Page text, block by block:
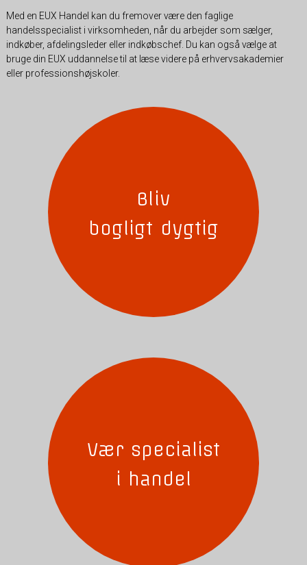
Med en EUX Handel kan du fremover være den faglige
handelsspecialist i virksomheden, når du arbejder som sælger,
indkøber, afdelingsleder eller indkøbschef. Du kan også vælge at
bruge din EUX uddannelse til at læse videre på erhvervsakademier
eller professionshøjskoler.
Bliv
bogligt dygtig
Vær specialist
i handel